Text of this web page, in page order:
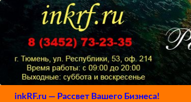
inkRF.ru — Рассвет Вашего Бизнеса!